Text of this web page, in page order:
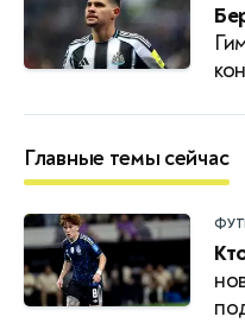
Главные темы сейчас